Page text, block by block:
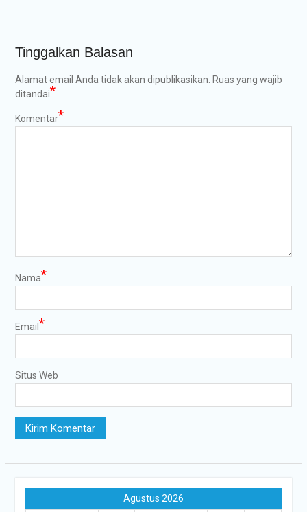
Tinggalkan Balasan
Alamat email Anda tidak akan dipublikasikan. Ruas yang wajib
ditandai*
Komentar*
Nama*
Email *
Situs Web
Agustus 2026